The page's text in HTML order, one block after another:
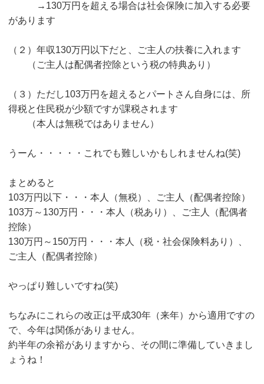
→130万円を超える場合は社会保険に加入する必要
があります
（２）年収130万円以下だと、ご主人の扶養に入れます
（ご主人は配偶者控除という税の特典あり）
（３）ただし103万円を超えるとパートさん自身には、所
得税と住民税が少額ですが課税されます
（本人は無税ではありません）
うーん・・・・・これでも難しいかもしれませんね(笑)
まとめると
103万円以下・・・本人（無税）、ご主人（配偶者控除）
103万～130万円・・・本人（税あり）、ご主人（配偶者
控除）
130万円～150万円・・・本人（税・社会保険料あり）、
ご主人（配偶者控除）
やっぱり難しいですね(笑)
ちなみにこれらの改正は平成30年（来年）から適用ですの
で、今年は関係がありません。
約半年の余裕がありますから、その間に準備していきまし
ょうね！